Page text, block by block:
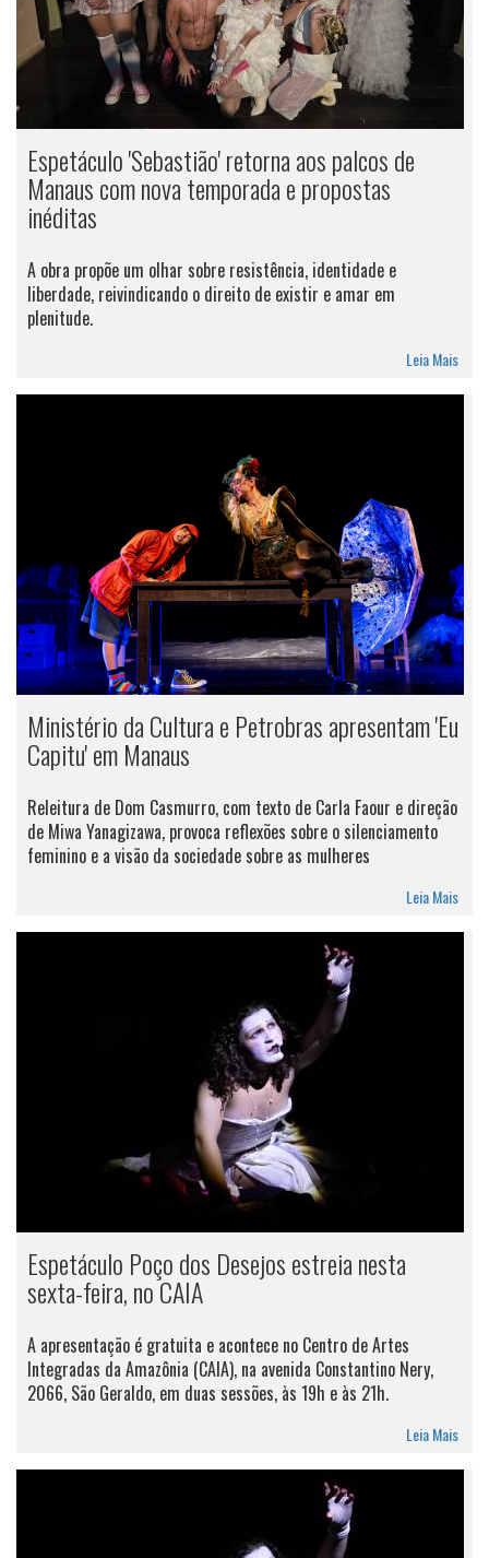
Espetáculo 'Sebastião' retorna aos palcos de
Manaus com nova temporada e propostas
inéditas
A obra propõe um olhar sobre resistência, identidade e
liberdade, reivindicando o direito de existir e amar em
plenitude.
Leia Mais
Ministério da Cultura e Petrobras apresentam 'Eu
Capitu' em Manaus
Releitura de Dom Casmurro, com texto de Carla Faour e direção
de Miwa Yanagizawa, provoca reflexões sobre o silenciamento
feminino e a visão da sociedade sobre as mulheres
Leia Mais
Espetáculo Poço dos Desejos estreia nesta
sexta-feira, no CAIA
A apresentação é gratuita e acontece no Centro de Artes
Integradas da Amazônia (CAIA), na avenida Constantino Nery,
2066, São Geraldo, em duas sessões, às 19h e às 21h.
Leia Mais